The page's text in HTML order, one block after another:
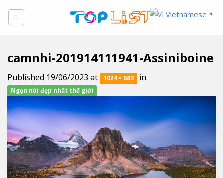
camnhi-201914111941-Assiniboine
Published 19/06/2023 at 1024 × 683 in
Ngọn núi đẹp nhất thế giới
Vietnamese ▼